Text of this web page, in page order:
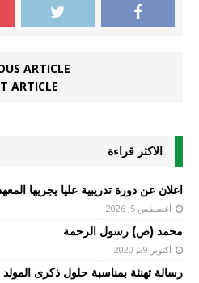
ARTICLE
ARTICLE
الاكثر قراءة
اعلان عن دورة تدريبية عليا يجريها
أغسطس 5, 2026
محمد (ص) رسول الرحمة
أكتوبر 29, 2020
رسالة تهنئة بمناسبة حلول ذكرى